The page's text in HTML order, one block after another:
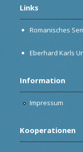
Links
Romanisches
Eberhard Karls
Information
Impressum
Kooperationen